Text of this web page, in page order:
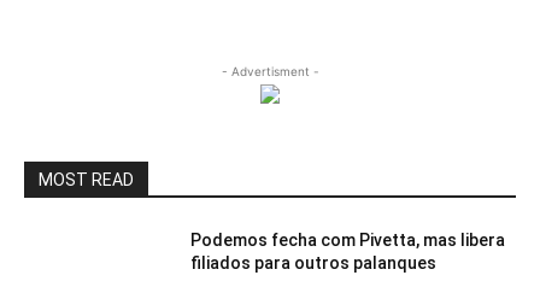
- Advertisment -
MOST READ
Podemos fecha com Pivetta, mas libera
filiados para outros palanques